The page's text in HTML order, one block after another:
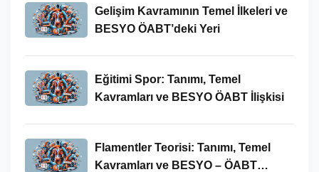
Gelişim Kavramının Temel İlkeleri ve
BESYO ÖABT’deki Yeri
Eğitimi Spor: Tanımı, Temel
Kavramları ve BESYO ÖABT İlişkisi
Flamentler Teorisi: Tanımı, Temel
Kavramları ve BESYO – ÖABT